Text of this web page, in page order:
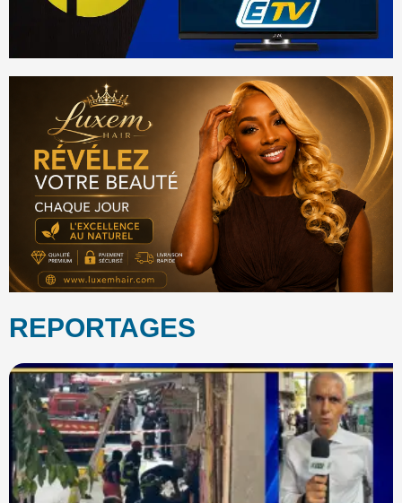
REPORTAGES